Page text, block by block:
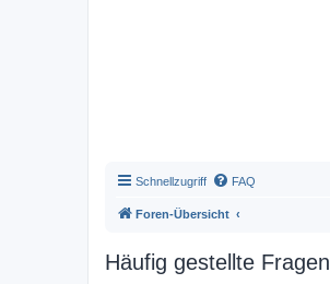
Schnellzugriff FAQ
Foren-Übersicht
Häufig gestellte Fragen